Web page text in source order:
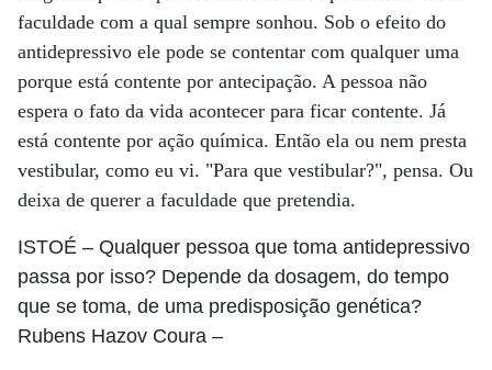
faculdade com a qual sempre sonhou. Sob o efeito do
antidepressivo ele pode se contentar com qualquer uma
porque está contente por antecipação. A pessoa não
espera o fato da vida acontecer para ficar contente. Já
está contente por ação química. Então ela ou nem presta
vestibular, como eu vi. "Para que vestibular?", pensa. Ou
deixa de querer a faculdade que pretendia.
ISTOÉ – Qualquer pessoa que toma antidepressivo
passa por isso? Depende da dosagem, do tempo
que se toma, de uma predisposição genética?
Rubens Hazov Coura –